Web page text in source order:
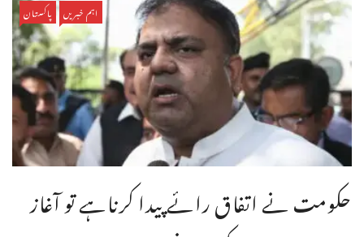
اہم خبریں پاکستان
حکومت نے اتفاق رائے پیدا کرناہے تو آغاز